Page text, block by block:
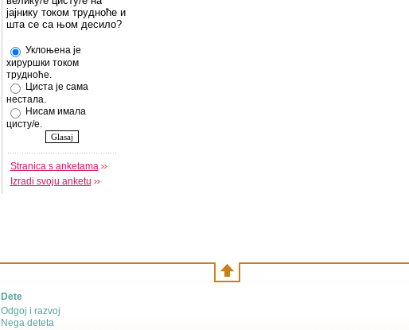
јајнику током трудноће и
шта се са њом десило?
Уклоњена је
хируршки током
трудноће.
Циста је сама
нестала.
Нисам имала
цисту/е.
Stranica s anketama
Izradi svoju anketu
Dete
Odgoj i razvoj
Nega deteta